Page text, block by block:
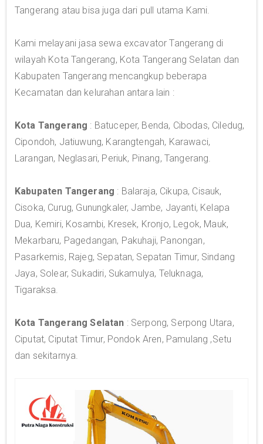
Tangerang atau bisa juga dari pull utama Kami.
Kami melayani jasa sewa excavator Tangerang di
wilayah Kota Tangerang, Kota Tangerang Selatan dan
Kabupaten Tangerang mencangkup beberapa
Kecamatan dan kelurahan antara lain :
Kota Tangerang : Batuceper, Benda, Cibodas, Ciledug,
Cipondoh, Jatiuwung, Karangtengah, Karawaci,
Larangan, Neglasari, Periuk, Pinang, Tangerang.
Kabupaten Tangerang : Balaraja, Cikupa, Cisauk,
Cisoka, Curug, Gunungkaler, Jambe, Jayanti, Kelapa
Dua, Kemiri, Kosambi, Kresek, Kronjo, Legok, Mauk,
Mekarbaru, Pagedangan, Pakuhaji, Panongan,
Pasarkemis, Rajeg, Sepatan, Sepatan Timur, Sindang
Jaya, Solear, Sukadiri, Sukamulya, Teluknaga,
Tigaraksa.
Kota Tangerang Selatan : Serpong, Serpong Utara,
Ciputat, Ciputat Timur, Pondok Aren, Pamulang ,Setu
dan sekitarnya.